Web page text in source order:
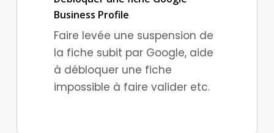
Business Profile
Faire levée une suspension de
la fiche subit par Google, aide
à débloquer une fiche
impossible à faire valider etc.